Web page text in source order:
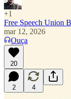
+1
Free Speech Union
mar 12, 2026
Ouça
20
2 4